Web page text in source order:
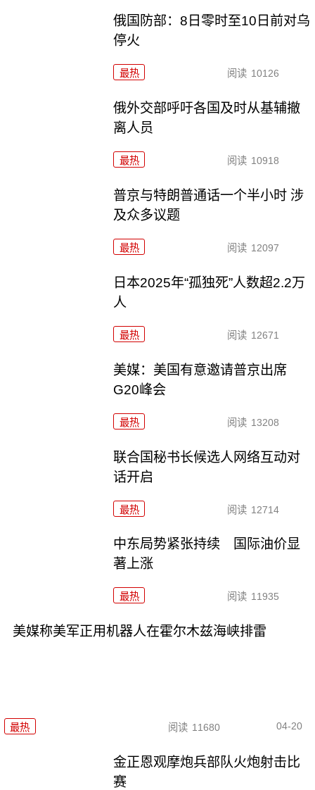
俄国防部：8日零时至10日前对乌
停火
最热 阅读 10126
俄外交部呼吁各国及时从基辅撤
离人员
最热 阅读 10918
普京与特朗普通话一个半小时 涉
及众多议题
最热 阅读 12097
日本2025年“孤独死”人数超2.2万
人
最热 阅读 12671
美媒：美国有意邀请普京出席
G20峰会
最热 阅读 13208
联合国秘书长候选人网络互动对
话开启
最热 阅读 12714
中东局势紧张持续 国际油价显
著上涨
最热 阅读 11935
美媒称美军正用机器人在霍尔木兹海峡排雷
最热 阅读 11680 04-20
金正恩观摩炮兵部队火炮射击比
赛